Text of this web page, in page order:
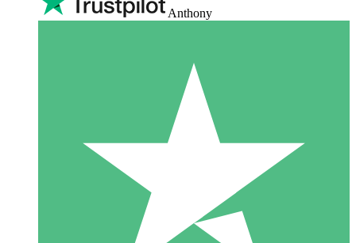
Anthony